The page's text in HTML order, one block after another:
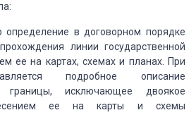
определение в договорном порядке
линии государственной
ее на картах, схемах и планах.
При
подробное описание
границы, исключающее двоякое
ее на карты и схемы